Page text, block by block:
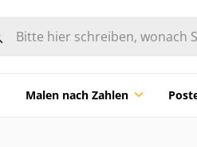
Malen nach Zahlen